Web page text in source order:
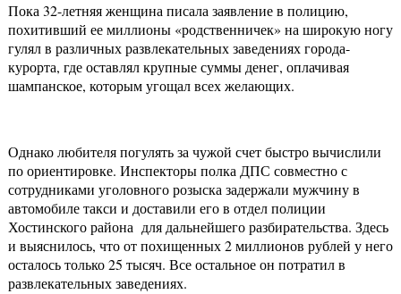
Пока 32-летняя женщина писала заявление в полицию,
похитивший ее миллионы «родственничек» на широкую ногу
гулял в различных развлекательных заведениях города-
курорта, где оставлял крупные суммы денег, оплачивая
шампанское, которым угощал всех желающих.
Однако любителя погулять за чужой счет быстро вычислили
по ориентировке. Инспекторы полка ДПС совместно с
сотрудниками уголовного розыска задержали мужчину в
автомобиле такси и доставили его в отдел полиции
Хостинского района для дальнейшего разбирательства. Здесь
и выяснилось, что от похищенных 2 миллионов рублей у него
осталось только 25 тысяч. Все остальное он потратил в
развлекательных заведениях.